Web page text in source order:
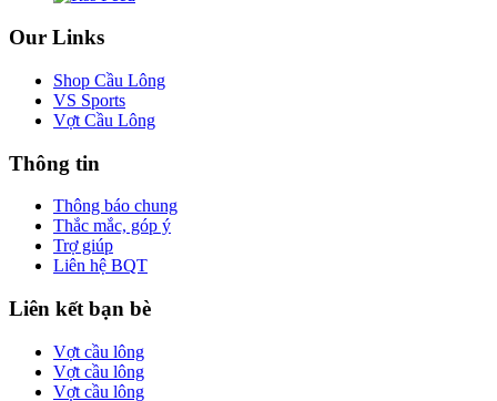
Our Links
Shop Cầu Lông
VS Sports
Vợt Cầu Lông
Thông tin
Thông báo chung
Thắc mắc, góp ý
Trợ giúp
Liên hệ BQT
Liên kết bạn bè
Vợt cầu lông
Vợt cầu lông
Vợt cầu lông